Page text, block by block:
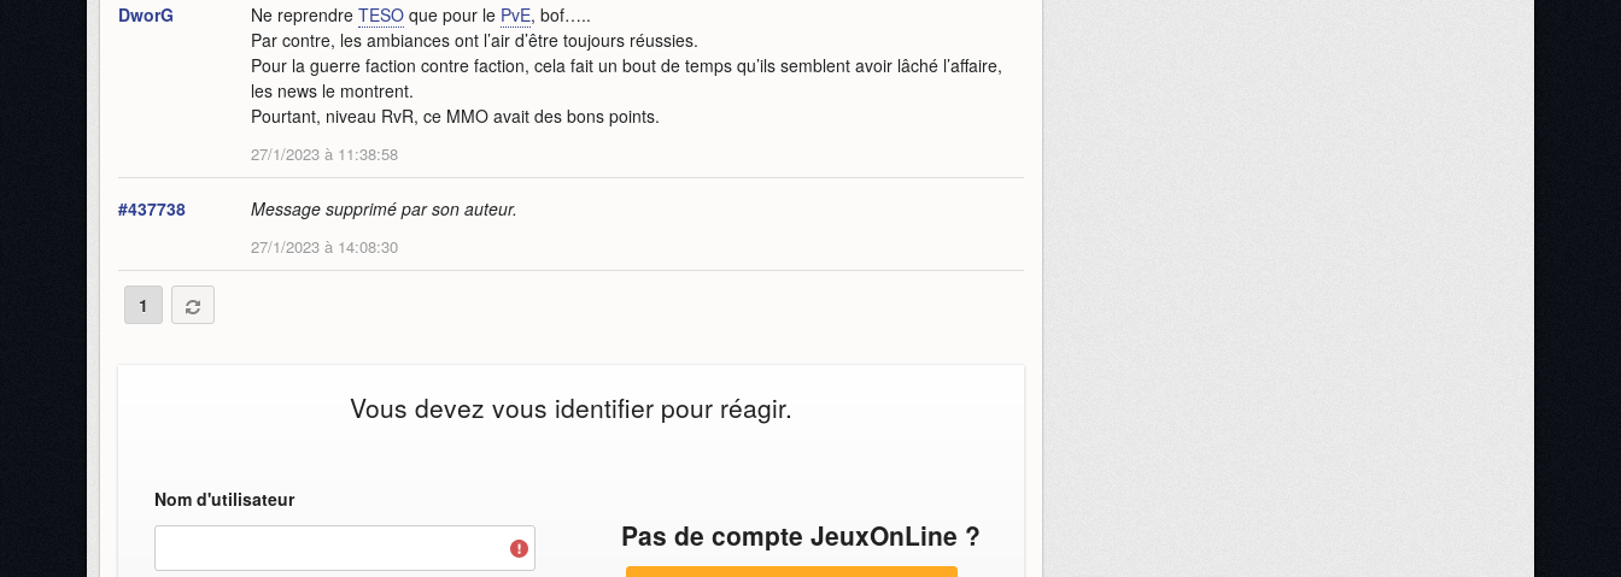
DworG Ne reprendre TESO que pour le PvE, bof…..
Par contre, les ambiances ont l’air d’être toujours réussies.
Pour la guerre faction contre faction, cela fait un bout de temps qu’ils semblent avoir lâché l’affaire,
les news le montrent.
Pourtant, niveau RvR, ce MMO avait des bons points.
27/1/2023 à 11:38:58
#437738 Message supprimé par son auteur.
27/1/2023 à 14:08:30
1
Vous devez vous identifier pour réagir.
Nom d'utilisateur
Pas de compte JeuxOnLine ?